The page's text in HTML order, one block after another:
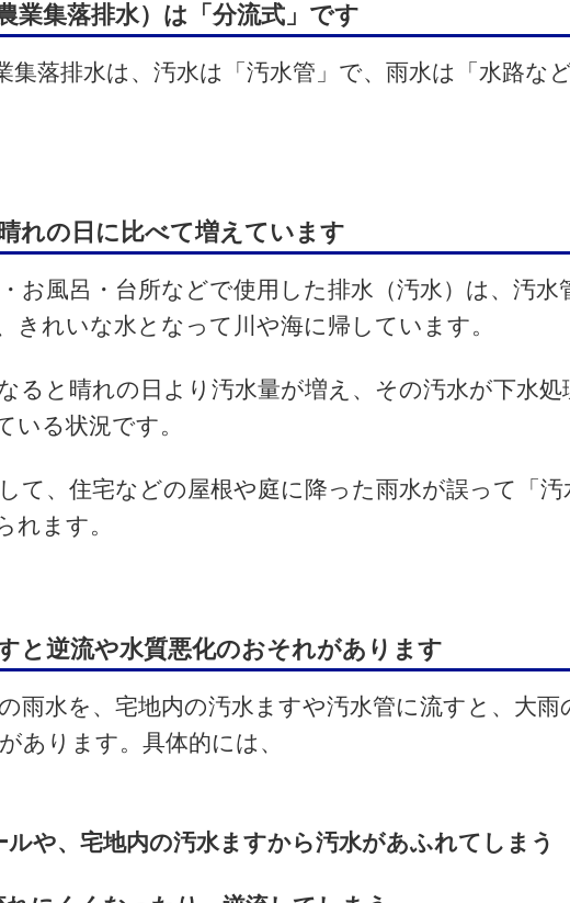
業集落排水）は「分流式」です
集落排水は、汚水は「汚水管」で、雨水は「水路な
れの日に比べて増えています
お風呂・台所などで使用した排水（汚水）は、汚水
きれいな水となって川や海に帰しています。
ると晴れの日より汚水量が増え、その汚水が下水処
いる状況です。
て、住宅などの屋根や庭に降った雨水が誤って「
れます。
と逆流や水質悪化のおそれがあります
雨水を、宅地内の汚水ますや汚水管に流すと、大雨
あります。具体的には、
や、宅地内の汚水ますから汚水があふれてしまう